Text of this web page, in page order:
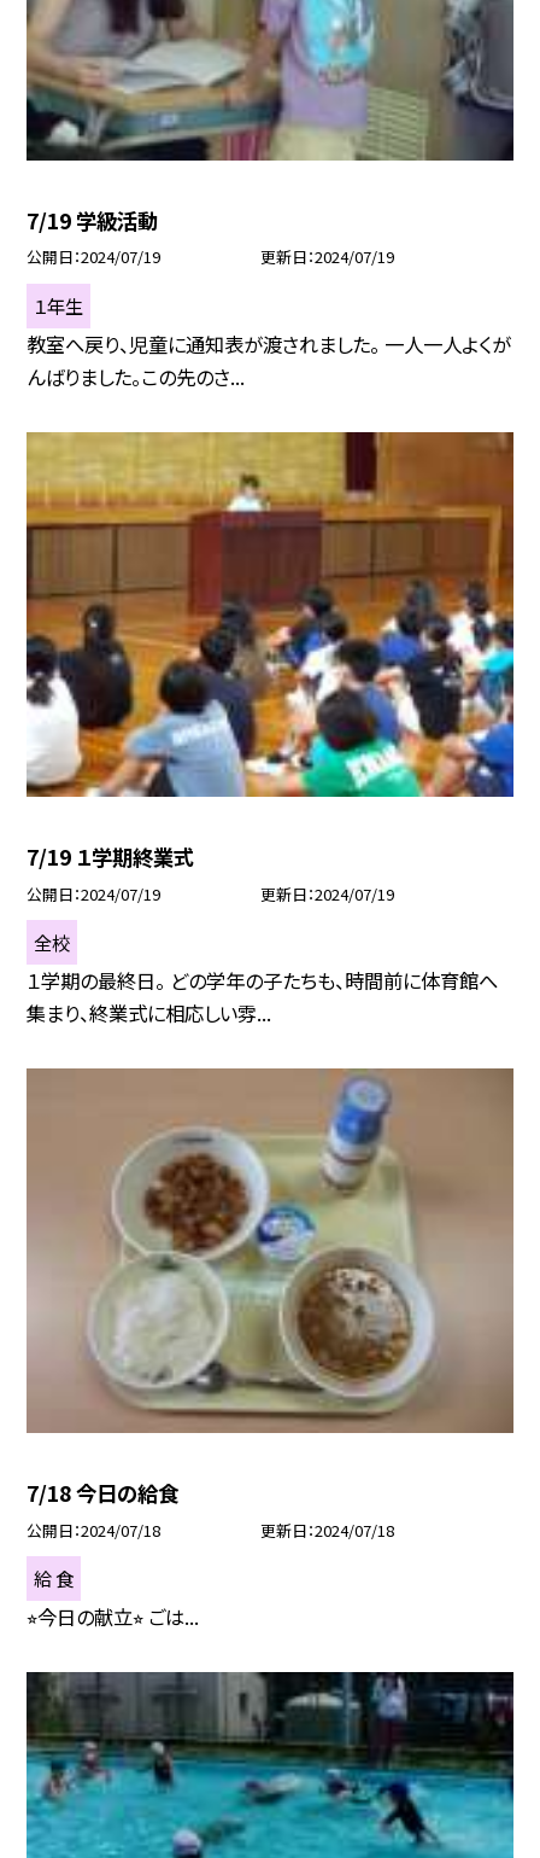
7/19 学級活動
公開日 2024/07/19 更新日 2024/07/19
１年生
教室へ戻り、児童に通知表が渡されました。 一人一人よくが
んばりました。この先のさ...
7/19 １学期終業式
公開日 2024/07/19 更新日 2024/07/19
全校
１学期の最終日。 どの学年の子たちも、時間前に体育館へ
集まり、終業式に相応しい雰...
7/18 今日の給食
公開日 2024/07/18 更新日 2024/07/18
給 食
⭐︎今日の献立⭐︎ ごは...